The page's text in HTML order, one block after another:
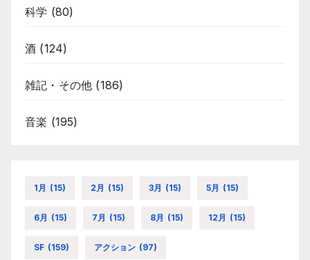
科学 (80)
酒 (124)
雑記・その他 (186)
音楽 (195)
1月 (15) 2月 (15) 3月 (15) 5月 (15)
6月 (15) 7月 (15) 8月 (15) 12月 (15)
SF (159) アクション (97)